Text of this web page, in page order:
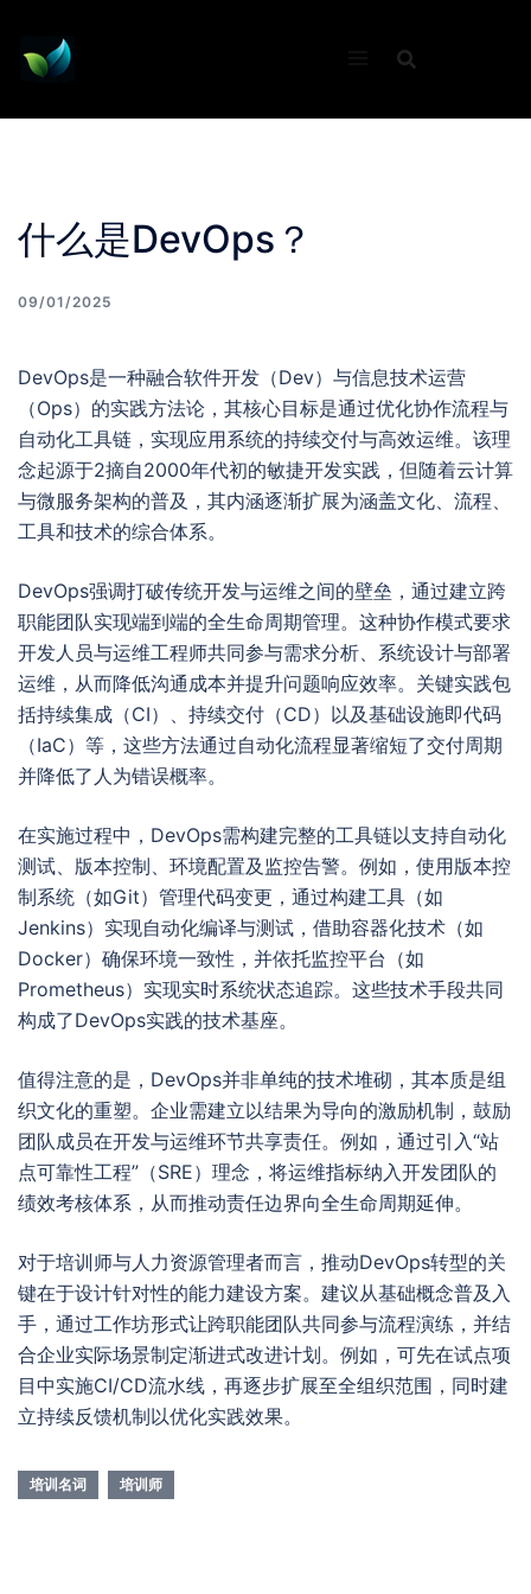
content
什么是DevOps？
09/01/2025
DevOps是一种融合软件开发（Dev）与信息技术运营
（Ops）的实践方法论，其核心目标是通过优化协作流程与
自动化工具链，实现应用系统的持续交付与高效运维。该理
念起源于2摘自2000年代初的敏捷开发实践，但随着云计算
与微服务架构的普及，其内涵逐渐扩展为涵盖文化、流程、
工具和技术的综合体系。
DevOps强调打破传统开发与运维之间的壁垒，通过建立跨
职能团队实现端到端的全生命周期管理。这种协作模式要求
开发人员与运维工程师共同参与需求分析、系统设计与部署
运维，从而降低沟通成本并提升问题响应效率。关键实践包
括持续集成（CI）、持续交付（CD）以及基础设施即代码
（IaC）等，这些方法通过自动化流程显著缩短了交付周期
并降低了人为错误概率。
在实施过程中，DevOps需构建完整的工具链以支持自动化
测试、版本控制、环境配置及监控告警。例如，使用版本控
制系统（如Git）管理代码变更，通过构建工具（如
Jenkins）实现自动化编译与测试，借助容器化技术（如
Docker）确保环境一致性，并依托监控平台（如
Prometheus）实现实时系统状态追踪。这些技术手段共同
构成了DevOps实践的技术基座。
值得注意的是，DevOps并非单纯的技术堆砌，其本质是组
织文化的重塑。企业需建立以结果为导向的激励机制，鼓励
团队成员在开发与运维环节共享责任。例如，通过引入“站
点可靠性工程”（SRE）理念，将运维指标纳入开发团队的
绩效考核体系，从而推动责任边界向全生命周期延伸。
对于培训师与人力资源管理者而言，推动DevOps转型的关
键在于设计针对性的能力建设方案。建议从基础概念普及入
手，通过工作坊形式让跨职能团队共同参与流程演练，并结
合企业实际场景制定渐进式改进计划。例如，可先在试点项
目中实施CI/CD流水线，再逐步扩展至全组织范围，同时建
立持续反馈机制以优化实践效果。
培训名词 培训师